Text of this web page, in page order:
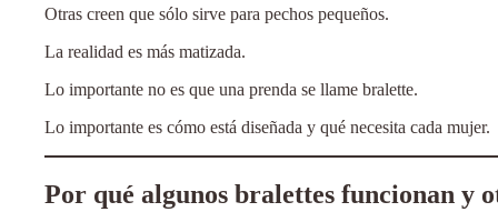
Otras creen que sólo sirve para pechos pequeños.
La realidad es más matizada.
Lo importante no es que una prenda se llame bralette.
Lo importante es cómo está diseñada y qué necesita cada mujer.
Por qué algunos bralettes funcionan y